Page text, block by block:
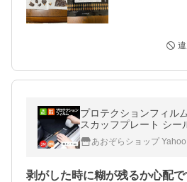
プロテクションフィル
スカッフプレート シー
防止テープ ドアフィル
あおぞらショップ
剥がした時に糊が残るか心配で